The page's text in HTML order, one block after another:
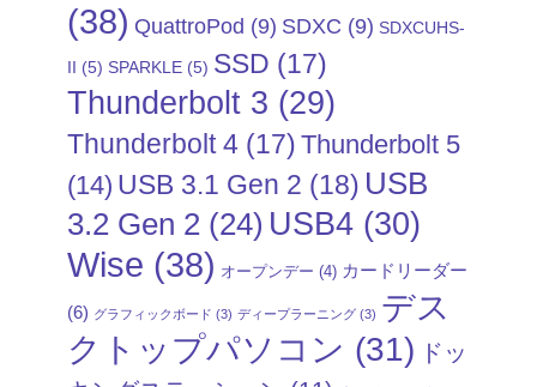
(38) QuattroPod (9) SDXC (9) SDXCUHS-
II (5) SPARKLE (5) SSD (17)
Thunderbolt 3 (29)
Thunderbolt 4 (17) Thunderbolt 5
(14) USB 3.1 Gen 2 (18) USB
3.2 Gen 2 (24) USB4 (30)
Wise (38) オープンデー (4) カードリーダー
(6) グラフィックボード (3) ディープラーニング (3) デス
クトップパソコン (31) ドッ